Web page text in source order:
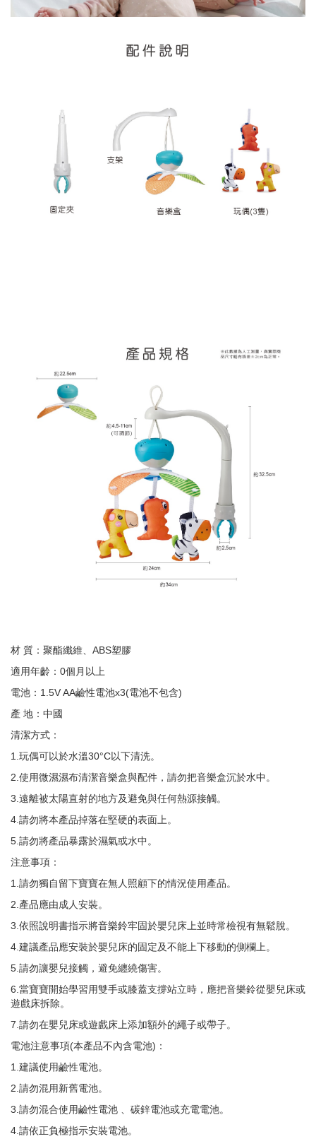
材 質：聚酯纖維、ABS塑膠
適用年齡：0個月以上
電池：1.5V AA鹼性電池x3(電池不包含)
產 地：中國
清潔方式：
1.玩偶可以於水溫30°C以下清洗。
2.使用微濕濕布清潔音樂盒與配件，請勿把音樂盒沉於水中。
3.遠離被太陽直射的地方及避免與任何熱源接觸。
4.請勿將本產品掉落在堅硬的表面上。
5.請勿將產品暴露於濕氣或水中。
注意事項：
1.請勿獨自留下寶寶在無人照顧下的情況使用產品。
2.產品應由成人安裝。
3.依照說明書指示將音樂鈴牢固於嬰兒床上並時常檢視有無鬆脫。
4.建議產品應安裝於嬰兒床的固定及不能上下移動的側欄上。
5.請勿讓嬰兒接觸，避免纏繞傷害。
6.當寶寶開始學習用雙手或膝蓋支撐站立時，應把音樂鈴從嬰兒床或
遊戲床拆除。
7.請勿在嬰兒床或遊戲床上添加額外的繩子或帶子。
電池注意事項(本產品不內含電池)：
1.建議使用鹼性電池。
2.請勿混用新舊電池。
3.請勿混合使用鹼性電池 、碳鋅電池或充電電池。
4.請依正負極指示安裝電池。